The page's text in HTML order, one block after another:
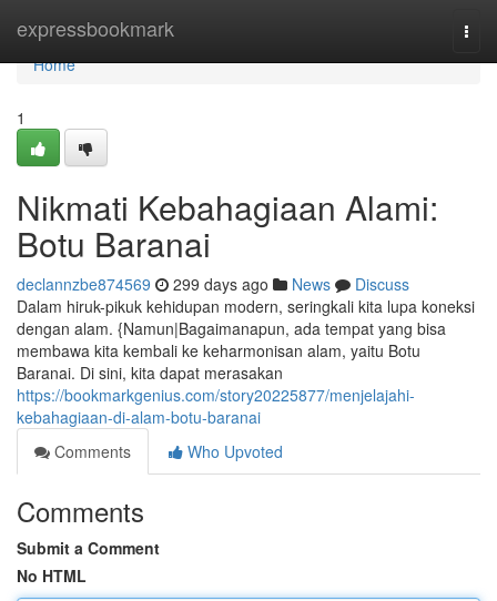
expressbookmark
Home
Home
1
Nikmati Kebahagiaan Alami:
Botu Baranai
declannzbe874569 299 days ago News
Discuss
Dalam hiruk-pikuk kehidupan modern, seringkali kita lupa koneksi
dengan alam. {Namun|Bagaimanapun, ada tempat yang bisa
membawa kita kembali ke keharmonisan alam, yaitu Botu
Baranai. Di sini, kita dapat merasakan
https://bookmarkgenius.com/story20225877/menjelajahi-
kebahagiaan-di-alam-botu-baranai
Comments
Who Upvoted
Comments
Submit a Comment
No HTML